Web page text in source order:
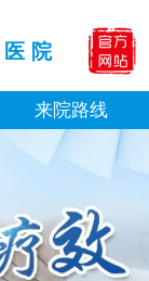
院
来院路线